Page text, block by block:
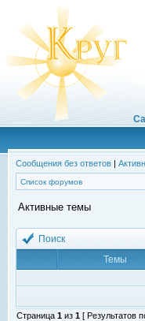
Сообщения без ответов |
Список форумов
Активные темы
Поиск
Темы
Страница 1 из 1 [ Результатов